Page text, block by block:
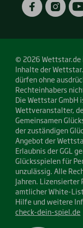
© 2026 Wettstar.de
Inhalte der
dürfen ohne
Rechteinhabers
Die Wettstar GmbH
Wettveranstalter,
Gemeinsamen
der zuständigen
Angebot der
Erlaubnis der GGL
Glücksspielen für
unzulässig. Alle
Jahren.
amtlicher White-
Hilfe und weitere
check-dein-spiel.de